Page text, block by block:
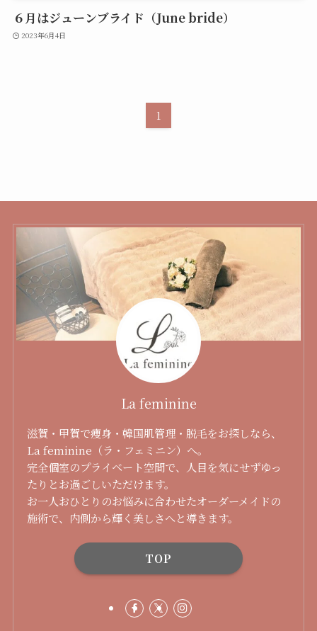
６月はジューンブライド（June bride）
2023年6月4日
1
La feminine
滋賀・甲賀で痩身・韓国肌管理・脱毛をお探しなら、
La feminine（ラ・フェミニン）へ。
完全個室のプライベート空間で、人目を気にせずゆっ
たりとお過ごしいただけます。
お一人おひとりのお悩みに合わせたオーダーメイドの
施術で、内側から輝く美しさへと導きます。
TOP